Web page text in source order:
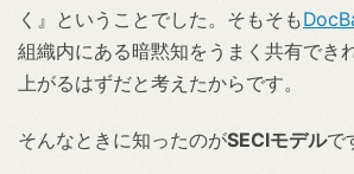
く』ということでした。そもそも
組織内にある暗黙知をうまく共有でき
上がるはずだと考えたからです。
そんなときに知ったのがSECIモデルで